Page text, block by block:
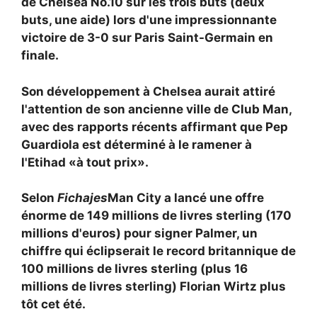
buts, une aide) lors d'une impressionnante
victoire de 3-0 sur Paris Saint-Germain en
finale.
Son développement à Chelsea aurait attiré
l'attention de son ancienne ville de Club Man,
avec des rapports récents affirmant que Pep
Guardiola est déterminé à le ramener à
l'Etihad «à tout prix».
Selon FichajesMan City a lancé une offre
énorme de 149 millions de livres sterling (170
millions d'euros) pour signer Palmer, un
chiffre qui éclipserait le record britannique de
100 millions de livres sterling (plus 16
millions de livres sterling) Florian Wirtz plus
tôt cet été.